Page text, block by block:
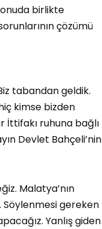
birlikte
çözümü
tabandan geldik.
kimse bizden
İttifakı ruhuna bağlı
Devlet Bahçeli’nin
Malatya’nın
Söylenmesi gereken
Yanlış giden